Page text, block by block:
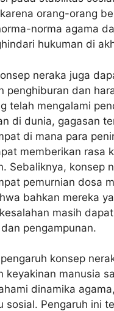
orang-orang
norma agama
hukuman di
neraka juga
penghiburan dan
telah mengalami
di dunia, gagasan
di mana para
memberikan rasa
Sebaliknya, konsep
pemurnian dosa
bahkan mereka
masih
pengampunan.
konsep
keyakinan manusia
dinamika
sosial. Pengaruh ini